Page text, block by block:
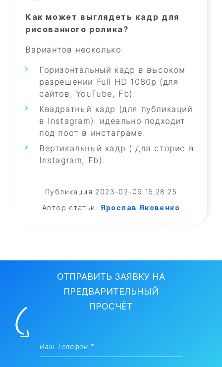
Как может выглядеть кадр для
рисованного ролика?
Вариантов несколько:
Горизонтальный кадр в высоком
разрешении Full HD 1080p (для
сайтов, YouTube, Fb).
Квадратный кадр (для публикаций
в Instagram). идеально подходит
под пост в инстаграме.
Вертикальный кадр ( для сторис в
Instagram, Fb).
Публикация 2023-02-09 15:28:25
Автор статьи: Ярослав Яковенко
ОТПРАВИТЬ ЗАЯВКУ НА
ПРЕДВАРИТЕЛЬНЫЙ
ПРОСЧЁТ